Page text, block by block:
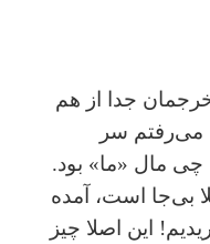
جدا از هم
می‌رفتم سر
مال «ما» بود.
بی‌جا است، آمده
این اصلا چیز